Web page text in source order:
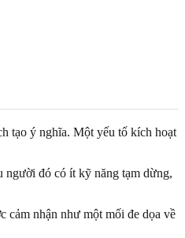
tạo ý nghĩa. Một yếu tố kích hoạt
người đó có ít kỹ năng tạm dừng,
cảm nhận như một mối đe dọa về